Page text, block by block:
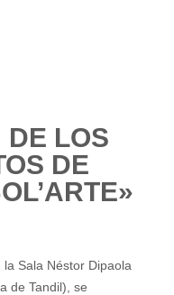
DE LOS
DE
Sala Néstor Dipaola
de Tandil), se